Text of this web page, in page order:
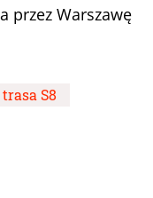
przez Warszawę
trasa S8